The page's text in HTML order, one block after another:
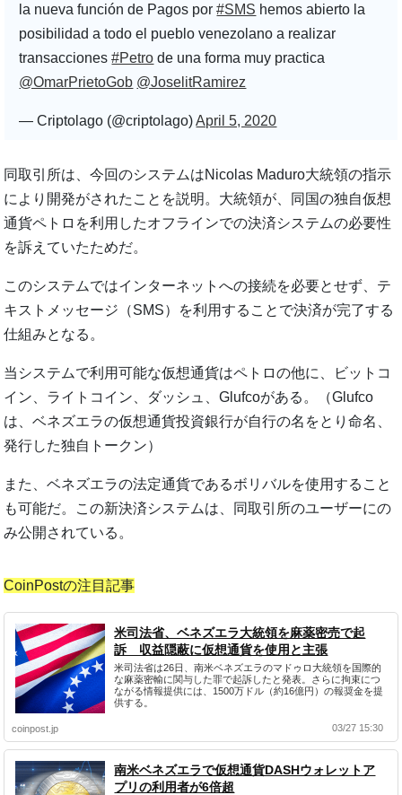
la nueva función de Pagos por#SMS hemos abierto la
posibilidad a todo el pueblo venezolano a realizar
transacciones#Petro de una forma muy practica
@OmarPrietoGob @JoselitRamirez
— Criptolago (@criptolago)April 5, 2020
同取引所は、今回のシステムはNicolas Maduro大統領の指示
により開発がされたことを説明。大統領が、同国の独自仮想
通貨ペトロを利用したオフラインでの決済システムの必要性
を訴えていたためだ。
このシステムではインターネットへの接続を必要とせず、テ
キストメッセージ（SMS）を利用することで決済が完了する
仕組みとなる。
当システムで利用可能な仮想通貨はペトロの他に、ビットコ
イン、ライトコイン、ダッシュ、Glufcoがある。（Glufco
は、ベネズエラの仮想通貨投資銀行が自行の名をとり命名、
発行した独自トークン）
また、ベネズエラの法定通貨であるボリバルを使用すること
も可能だ。この新決済システムは、同取引所のユーザーにの
み公開されている。
CoinPostの注目記事
米司法省、ベネズエラ大統領を麻薬密売で起
訴 収益隠蔽に仮想通貨を使用と主張
米司法省は26日、南米ベネズエラのマドゥロ大統領を国際的
な麻薬密輸に関与した罪で起訴したと発表。さらに拘束につ
ながる情報提供には、1500万ドル（約16億円）の報奨金を提
供する。
coinpost.jp 03/27 15:30
南米ベネズエラで仮想通貨DASHウォレットア
プリの利用者が6倍超